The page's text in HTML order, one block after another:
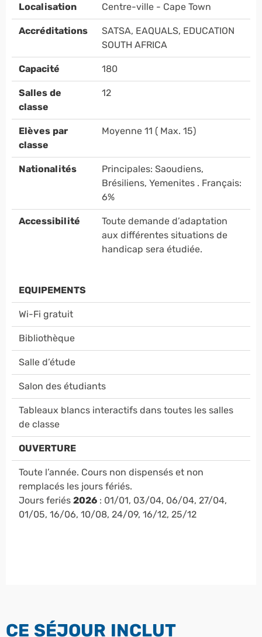
Localisation Centre-ville - Cape Town
Accréditations
SATSA, EAQUALS, EDUCATION
SOUTH AFRICA
Capacité 180
Salles de
classe
12
Elèves par
classe
Moyenne 11 ( Max. 15)
Nationalités
Principales: Saoudiens,
Brésiliens, Yemenites . Français:
6%
Accessibilité
Toute demande d’adaptation
aux différentes situations de
handicap sera étudiée.
EQUIPEMENTS
Wi-Fi gratuit
Bibliothèque
Salle d’étude
Salon des étudiants
Tableaux blancs interactifs dans toutes les salles
de classe
OUVERTURE
Toute l’année. Cours non dispensés et non
remplacés les jours fériés.
Jours feriés 2026 : 01/01, 03/04, 06/04, 27/04,
01/05, 16/06, 10/08, 24/09, 16/12, 25/12
CE SÉJOUR INCLUT